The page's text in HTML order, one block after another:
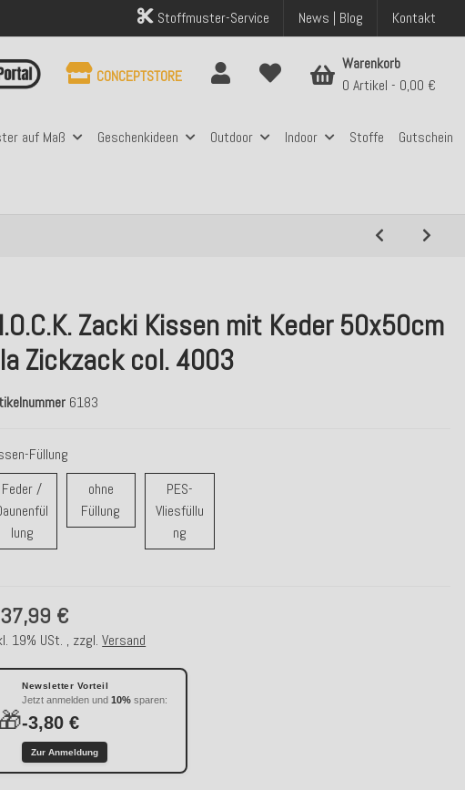
Stoffmuster-Service News | Blog Kontakt
auf Maß Geschenkideen Outdoor Indoor Stoffe Gutschein
CONCEPTSTORE
Warenkorb
0 Artikel
0,00 €
Zacki Kissen mit Keder 50x50cm
Zickzack col. 4003
6183
Füllung
Feder /
lungFeder / Daunenfüllung
ohne
Füllung ohne Füllung
PES-
Vliesfüllu
ngPES-Vliesfüllung
37,99 €
19% USt. , zzgl.Versand
🎁
Newsletter Vorteil
Jetzt anmelden und10% sparen:
-3,80 €
Zur Anmeldung